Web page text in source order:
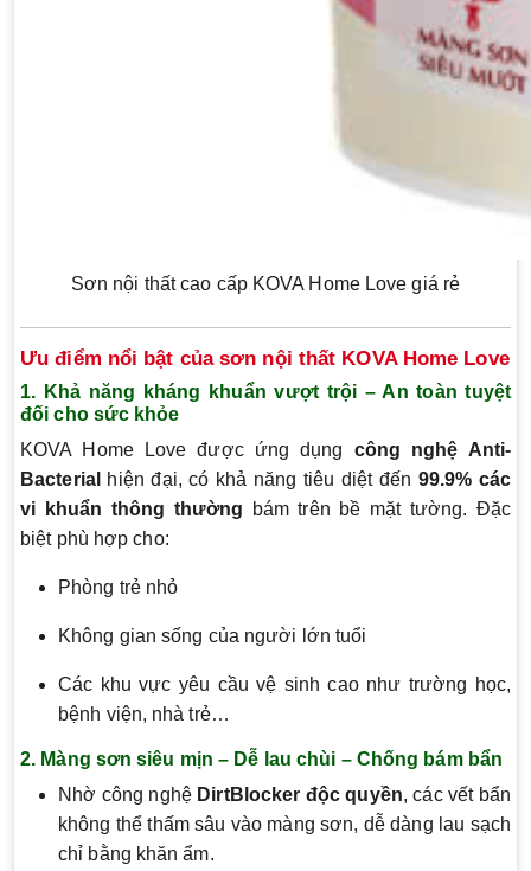
Sơn nội thất cao cấp KOVA Home Love giá rẻ
Ưu điểm nổi bật của sơn nội thất KOVA Home Love
1. Khả năng kháng khuẩn vượt trội – An toàn tuyệt
đối cho sức khỏe
KOVA Home Love được ứng dụng công nghệ Anti-
Bacterial
hiện đại, có khả năng tiêu diệt đến 99.9% các
vi khuẩn thông thường bám trên bề mặt tường. Đặc
biệt phù hợp cho:
Phòng trẻ nhỏ
Không gian sống của người lớn tuổi
Các khu vực yêu cầu vệ sinh cao như trường học,
bệnh viện, nhà trẻ…
2. Màng sơn siêu mịn – Dễ lau chùi – Chống bám bẩn
Nhờ công nghệ DirtBlocker độc quyền, các vết bẩn
không thể thấm sâu vào màng sơn, dễ dàng lau sạch
chỉ bằng khăn ẩm.